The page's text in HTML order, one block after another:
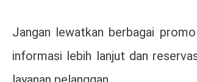
Jangan lewatkan berbagai
informasi lebih lanjut dan